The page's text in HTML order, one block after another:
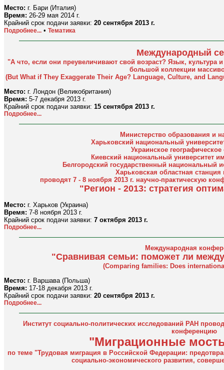
Место: г. Бари (Италия)
Время: 26-29 мая 2014 г.
Крайний срок подачи заявки: 20 сентября 2013 г.
Подробнее... • Тематика
Международный
"А что, если они преувеличивают свой возраст? Язык,
большой коллекции
(But What if They Exaggerate Their Age? Language, Culture, and
Место: г. Лондон (Великобритания)
Время: 5-7 декабря 2013 г.
Крайний срок подачи заявки: 15 сентября 2013 г.
Подробнее...
Министерство образования и
Харьковский национальный
Украинское
Киевский национальный университет
Белгородский государственный национальный
Харьковская областная
проводят 7 - 8 ноября 2013 г. научно-практическую
"Регион - 2013: стратегия
Место: г. Харьков (Украина)
Время: 7-8 ноября 2013 г.
Крайний срок подачи заявки: 7 октября 2013 г.
Подробнее...
Международная
"Сравнивая семьи: поможет ли
(Comparing families: Does
Место: г. Варшава (Польша)
Время: 17-18 декабря 2013 г.
Крайний срок подачи заявки: 20 сентября 2013 г.
Подробнее...
Институт социально-политических исследований РАН
конференцию
"Миграционные
по теме "Трудовая миграция в Российской Федерации:
социально-экономического развития,